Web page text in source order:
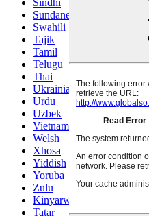
Sindhi
Sundanese
Swahili
Tajik
Tamil
Telugu
Thai
Ukrainian
Urdu
Uzbek
Vietnamese
Welsh
Xhosa
Yiddish
Yoruba
Zulu
Kinyarwanda
Tatar